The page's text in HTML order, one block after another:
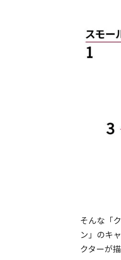
そんな「
ン」のキ
クターが